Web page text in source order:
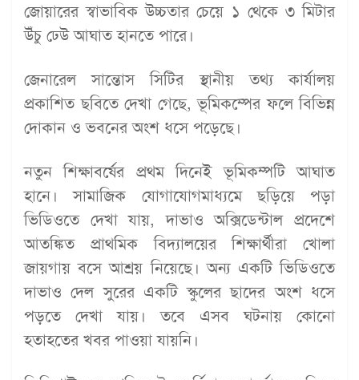
জোয়ারের স্বাভাবিক উচ্চতার চেয়ে ১ থেকে ৩ মিটার
উঁচু ঢেউ আঘাত হানতে পারে।
জেনারেল সান্তোস সিটির স্থানীয় তথ্য কার্যালয়
প্রকাশিত ছবিতে দেখা গেছে, ভূমিকম্পের ফলে বিভিন্ন
দোকান ও ভবনের অংশ ধসে পড়েছে।
নতুন শিক্ষাবর্ষের প্রথম দিনেই ভূমিকম্পটি আঘাত
হানে। সামাজিক যোগাযোগমাধ্যমে ছড়িয়ে পড়া
ভিডিওতে দেখা যায়, দাভাও অক্সিডেন্টাল প্রদেশে
আতঙ্কিত প্রাথমিক বিদ্যালয়ের শিক্ষার্থীরা খোলা
জায়গায় বসে আশ্রয় নিয়েছে। অন্য একটি ভিডিওতে
দাভাও দেল সুরের একটি স্কুলের ছাদের অংশ ধসে
পড়তে দেখা যায়। তবে এসব ঘটনায় কোনো
হতাহতের খবর পাওয়া যায়নি।